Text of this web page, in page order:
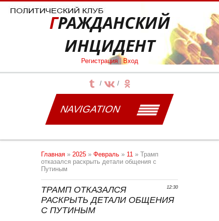
ГРАЖДАНСКИЙ
ИНЦИДЕНТ
Регистрация Вход
NAVIGATION
Главная » 2025 » Февраль » 11 » Трамп
отказался раскрыть детали общения с
Путиным
12:30
ТРАМП ОТКАЗАЛСЯ
РАСКРЫТЬ ДЕТАЛИ ОБЩЕНИЯ
С ПУТИНЫМ